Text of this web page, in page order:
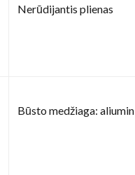
Nerūdijantis plienas
Būsto medžiaga: